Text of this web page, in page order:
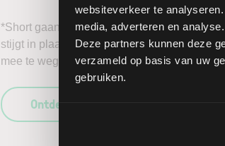
websiteverkeer te
media, adverteren en analyse.
Deze partners kunnen deze
verzameld op basis van uw
gebruiken.
*Short gaan in bijvoorbeeld het aandeel
stijgt in plaats van daalt, kunnen de
mee te wegen in uw beleggingsbeslissing
Ontdek wat LYNX uniek maakt als